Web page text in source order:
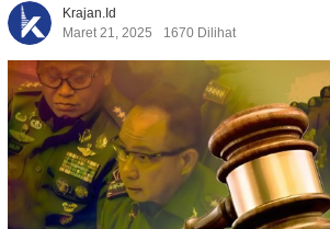
Krajan.id
Maret 21, 2025
1670 Dilihat